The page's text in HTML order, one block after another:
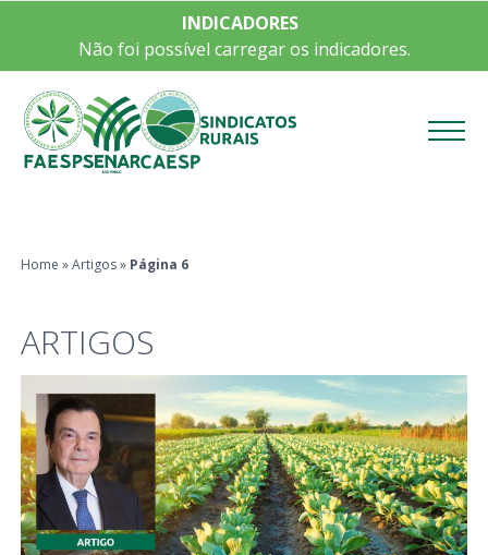
INDICADORES
Não foi possível carregar os indicadores.
Home »Artigos» Página 6
ARTIGOS